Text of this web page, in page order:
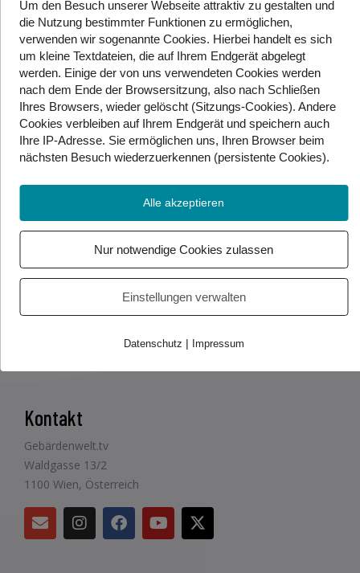
neues Format. In der Playliste “Bilderrätsel & Bingo”
findet ihr es. Im Video wird der genaue Ablauf erklärt.
Hier ist ein PDFBingoblattangehängt, dieses druckt
man aus und losgeht es! Nach dem ersten Video
gebärden Kinder selbst die Vokabeln im Spiel. Viel
Spaß!
Foto/Video Credits: Bilder: Adobe Canva / Video Credits: GeKi von
Gebärdenwelt.tv
Beitrag teilen
Kontakt
Gebärdenwelt.tv
Waldgasse 13/2
1100 Wien, Österreich
Um den Besuch unserer Webseite attraktiv zu gestalten und
die Nutzung bestimmter Funktionen zu ermöglichen,
verwenden wir sogenannte Cookies. Hierbei handelt es sich
um kleine Textdateien, die auf Ihrem Endgerät abgelegt
werden. Einige der von uns verwendeten Cookies werden
nach dem Ende der Browsersitzung, also nach Schließen
Ihres Browsers, wieder gelöscht (Sitzungs-Cookies). Andere
Cookies verbleiben auf Ihrem Endgerät und speichern auch
Ihre IP-Adresse. Sie ermöglichen uns, Ihren Browser beim
nächsten Besuch wiederzuerkennen (persistente Cookies).
Alle akzeptieren
Nur notwendige Cookies zulassen
Einstellungen verwalten
Datenschutz | Impressum